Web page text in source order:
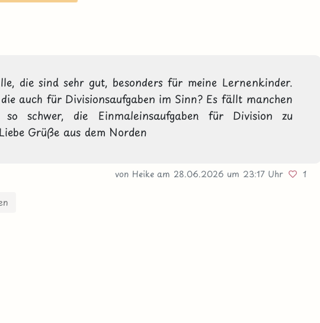
die sind sehr gut, besonders für meine Lernenkinder.
auch für Divisionsaufgaben im Sinn? Es fällt manchen
so schwer, die Einmaleinsaufgaben für Division zu
Grüße aus dem Norden
von Heikeam 28.06.2026 um 23:17 Uhr 1